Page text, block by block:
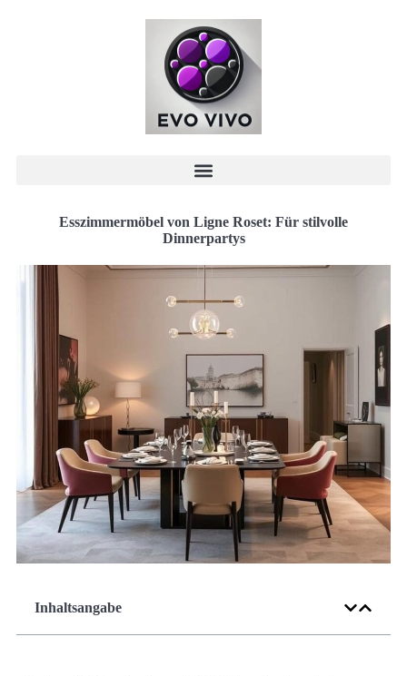
Esszimmermöbel von Ligne Roset: Für stilvolle
Dinnerpartys
Inhaltsangabe